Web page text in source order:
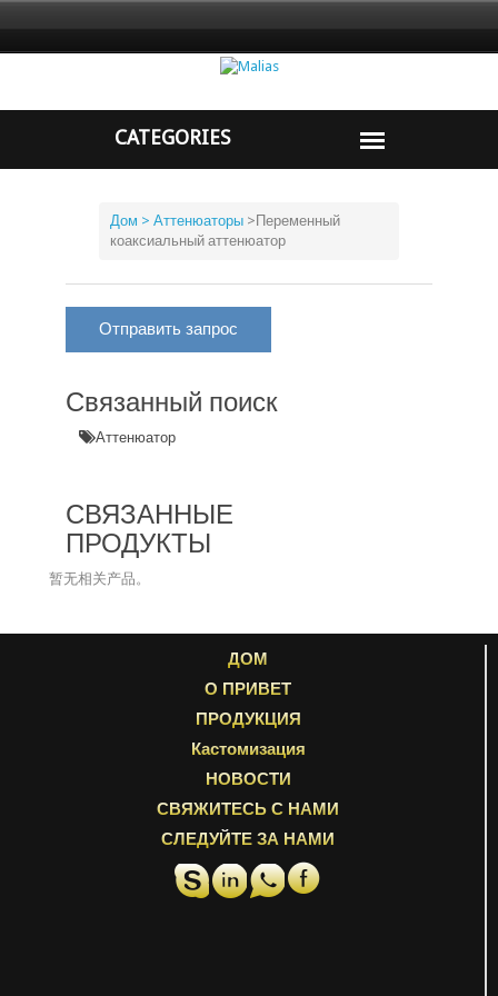
Дом > Аттенюаторы >Переменный
коаксиальный аттенюатор
Отправить запрос
Связанный поиск
Аттенюатор
СВЯЗАННЫЕ
ПРОДУКТЫ
暂无相关产品。
ДОМ
О ПРИВЕТ
ПРОДУКЦИЯ
Кастомизация
НОВОСТИ
СВЯЖИТЕСЬ С НАМИ
СЛЕДУЙТЕ ЗА НАМИ